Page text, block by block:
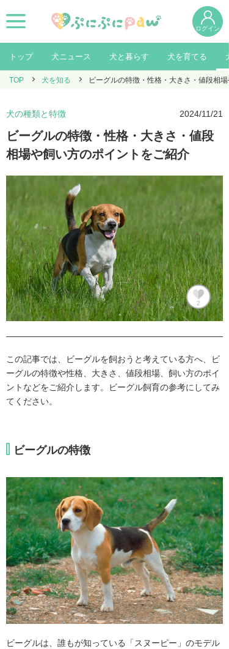
ログイン
トップ 犬ニュース 犬と暮らす 犬を育てる
TOP 犬を知る ビーグルの特徴・性格・大きさ・値段相
犬の種類と特徴 2024/11/21
ビーグルの特徴・性格・大きさ・値段
相場や飼い方のポイントをご紹介
2
この記事では、ビーグルを飼おうと考えている方へ、ビ
ーグルの特徴や性格、大きさ、値段相場、飼い方のポイ
ントなどをご紹介します。ビーグル飼育の参考にしてみ
てください。
ビーグルの特徴
ビーグルは、誰もが知っている「スヌーピー」のモデル